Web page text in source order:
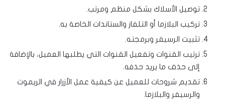
توصيل الأسلاك بشكل منظم ومرتب.
تركيب البلازما أو التلفاز والستاندات الخاصة به.
تثبيت الرسيفر وبرمجته.
ترتيب القنوات وتفعيل القنوات التي يطلبها العميل، بالإضافة
إلى حذف ما يريد حذفه.
تقديم شروحات للعميل عن كيفية عمل الأزرار في الريموت
والرسيفر والبلازما.